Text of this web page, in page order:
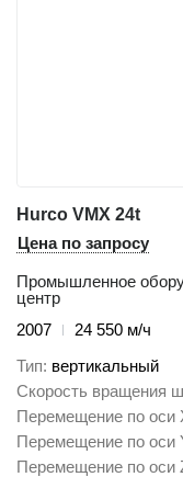
Hurco VMX 24t
Цена по запросу
Промышленное
центр
2007
24 550 м/ч
Тип вертикальный
Скорость вращения
Перемещение по оси
Перемещение по оси
Перемещение по оси